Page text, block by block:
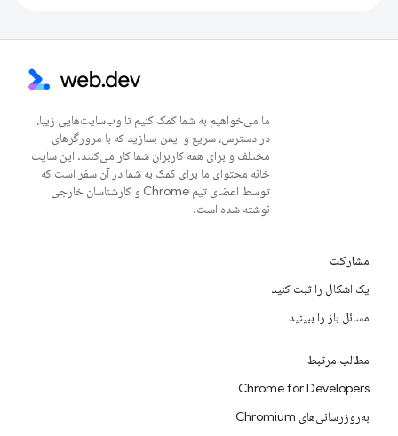
ما می‌خواهیم به شما کمک کنیم تا وب‌سایت‌هایی زیبا،
در دسترس، سریع و ایمن بسازید که با مرورگرهای
مختلف و برای همه کاربران شما کار می‌کنند. این سایت
خانه محتوای ما برای کمک به شما در آن سفر است که
توسط اعضای تیم Chrome و کارشناسان خارجی
نوشته شده است.
مشارکت
یک اشکال را ثبت کنید
مسائل باز را ببینید
مطالب مرتبط
Chrome for Developers
به‌روزرسانی‌های Chromium